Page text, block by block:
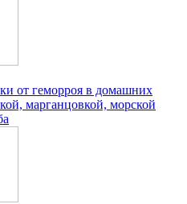
от геморроя в домашних
марганцовкой, морской